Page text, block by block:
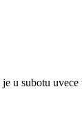
subotu